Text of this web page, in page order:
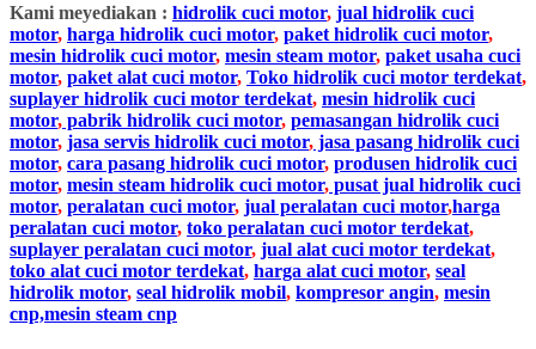
Kami meyediakan : hidrolik cuci motor, jual hidrolik cuci
motor, harga hidrolik cuci motor, paket hidrolik cuci motor,
mesin hidrolik cuci motor, mesin steam motor, paket usaha cuci
motor, paket alat cuci motor, Toko hidrolik cuci motor terdekat,
suplayer hidrolik cuci motor terdekat, mesin hidrolik cuci
motor, pabrik hidrolik cuci motor, pemasangan hidrolik cuci
motor, jasa servis hidrolik cuci motor, jasa pasang hidrolik cuci
motor, cara pasang hidrolik cuci motor, produsen hidrolik cuci
motor, mesin steam hidrolik cuci motor, pusat jual hidrolik cuci
motor, peralatan cuci motor, jual peralatan cuci motor,harga
peralatan cuci motor, toko peralatan cuci motor terdekat,
suplayer peralatan cuci motor, jual alat cuci motor terdekat,
toko alat cuci motor terdekat, harga alat cuci motor, seal
hidrolik motor, seal hidrolik mobil, kompresor angin, mesin
cnp,mesin steam cnp